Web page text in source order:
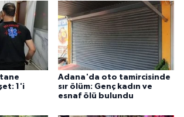
1'i
Adana'da oto tamircisinde
sır ölüm: Genç kadın ve
esnaf ölü bulundu